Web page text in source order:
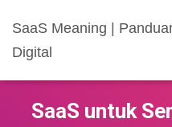
SaaS Meaning |
Digital
SaaS untuk